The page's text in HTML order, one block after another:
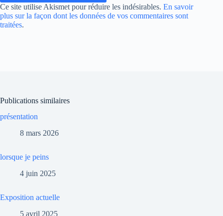
Ce site utilise Akismet pour réduire les indésirables. En savoir
plus sur la façon dont les données de vos commentaires sont
traitées.
Publications similaires
présentation
8 mars 2026
lorsque je peins
4 juin 2025
Exposition actuelle
5 avril 2025